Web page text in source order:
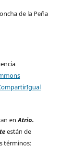
de la Peña
enAtrio.
están de
términos: